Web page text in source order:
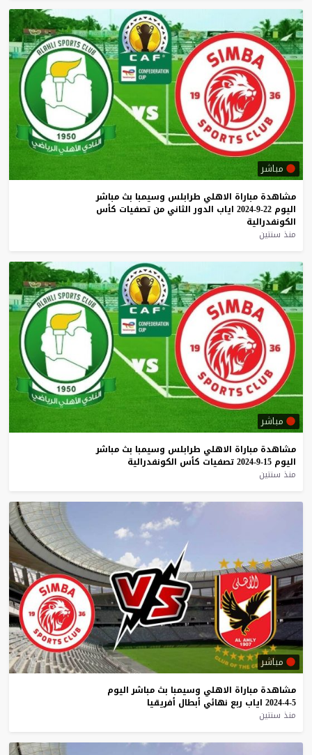
مباشر
مشاهدة مباراة الاهلي طرابلس وسيمبا بث مباشر
اليوم 22-9-2024 اياب الدور الثاني من تصفيات كأس
الكونفدرالية
منذ سنتين
مباشر
مشاهدة مباراة الاهلي طرابلس وسيمبا بث مباشر
اليوم 15-9-2024 تصفيات كأس الكونفدرالية
منذ سنتين
مباشر
مشاهدة مباراة الاهلي وسيمبا بث مباشر اليوم
5-4-2024
اياب ربع نهائي أبطال أفريقيا
منذ سنتين